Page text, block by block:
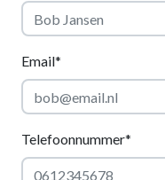
Email*
Telefoonnummer*